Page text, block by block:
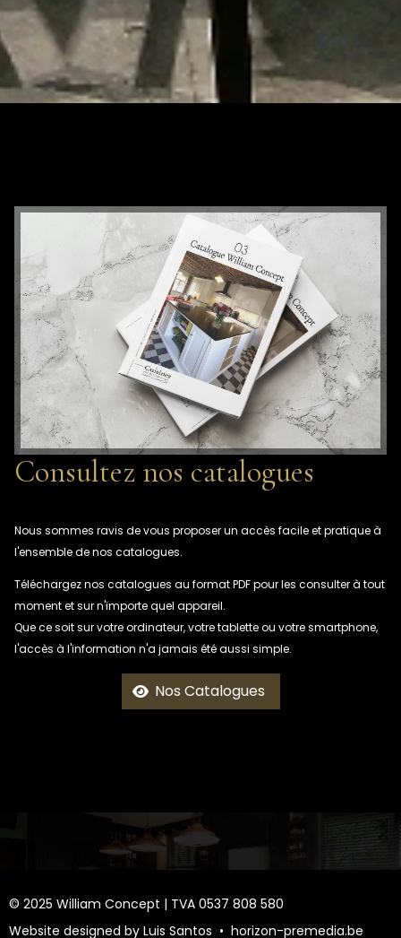
Consultez nos catalogues
Nous sommes ravis de vous proposer un accès facile et pratique à
l'ensemble de nos catalogues.
Téléchargez nos catalogues au format PDF pour les consulter à tout
moment et sur n'importe quel appareil.
Que ce soit sur votre ordinateur, votre tablette ou votre smartphone,
l'accès à l'information n'a jamais été aussi simple.
Nos Catalogues
© 2025 William Concept | TVA 0537 808 580
Website designed by Luis Santos • horizon-premedia.be